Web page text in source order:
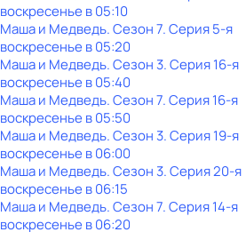
воскресенье в05:10
Маша и Медведь. Сезон 7. Серия 5-я
воскресенье в05:20
Маша и Медведь. Сезон 3. Серия 16-я
воскресенье в05:40
Маша и Медведь. Сезон 7. Серия 16-я
воскресенье в05:50
Маша и Медведь. Сезон 3. Серия 19-я
воскресенье в06:00
Маша и Медведь. Сезон 3. Серия 20-я
воскресенье в06:15
Маша и Медведь. Сезон 7. Серия 14-я
воскресенье в06:20